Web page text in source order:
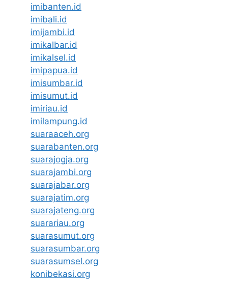
imibanten.id
imibali.id
imijambi.id
imikalbar.id
imikalsel.id
imipapua.id
imisumbar.id
imisumut.id
imiriau.id
imilampung.id
suaraaceh.org
suarabanten.org
suarajogja.org
suarajambi.org
suarajabar.org
suarajatim.org
suarajateng.org
suarariau.org
suarasumut.org
suarasumbar.org
suarasumsel.org
konibekasi.org